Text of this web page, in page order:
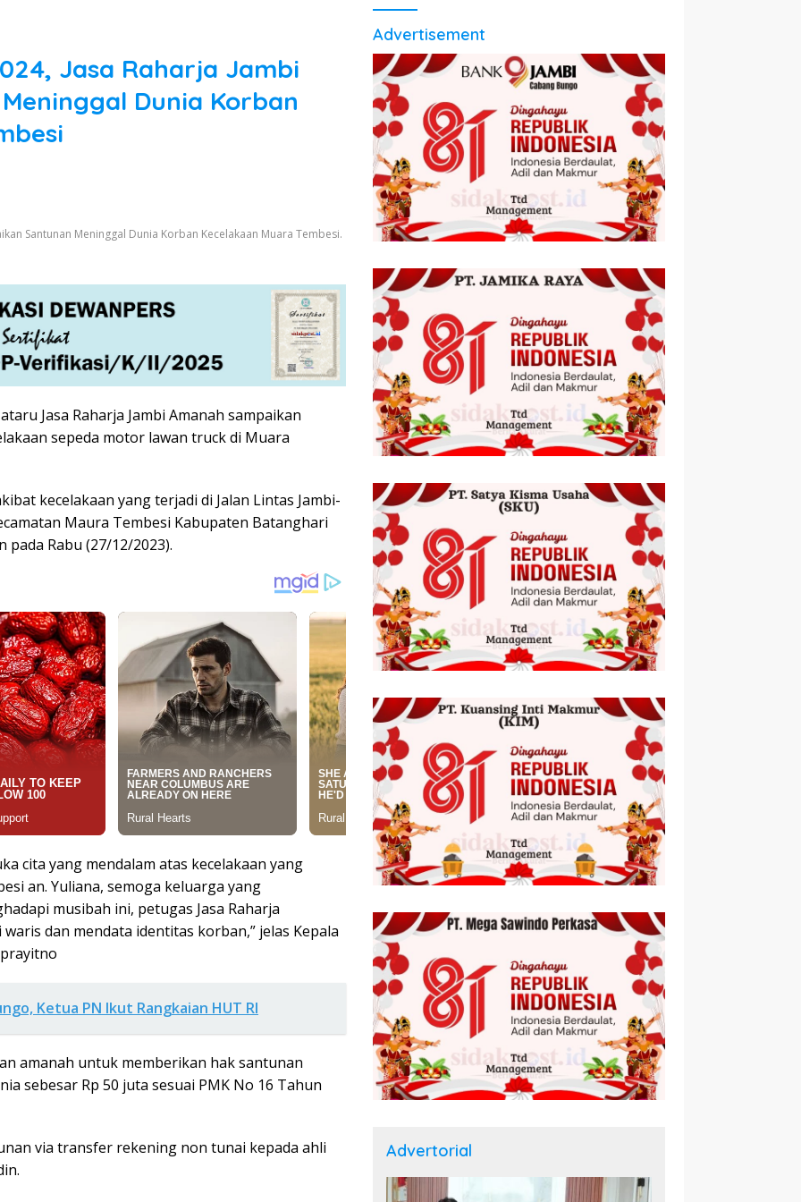
Jasa Raharja Jambi
Dunia Korban
Santunan Meninggal Dunia Korban Kecelakaan Muara Tembesi.
Jasa Raharja Jambi Amanah sampaikan
sepeda motor lawan truck di Muara
kecelakaan yang terjadi di Jalan Lintas Jambi-
Maura Tembesi Kabupaten Batanghari
Rabu (27/12/2023).
cita yang mendalam atas kecelakaan yang
an. Yuliana, semoga keluarga yang
musibah ini, petugas Jasa Raharja
dan mendata identitas korban,” jelas Kepala
Ketua PN Ikut Rangkaian HUT RI
amanah untuk memberikan hak santunan
sebesar Rp 50 juta sesuai PMK No 16 Tahun
via transfer rekening non tunai kepada ahli
Advertisement
Advertorial